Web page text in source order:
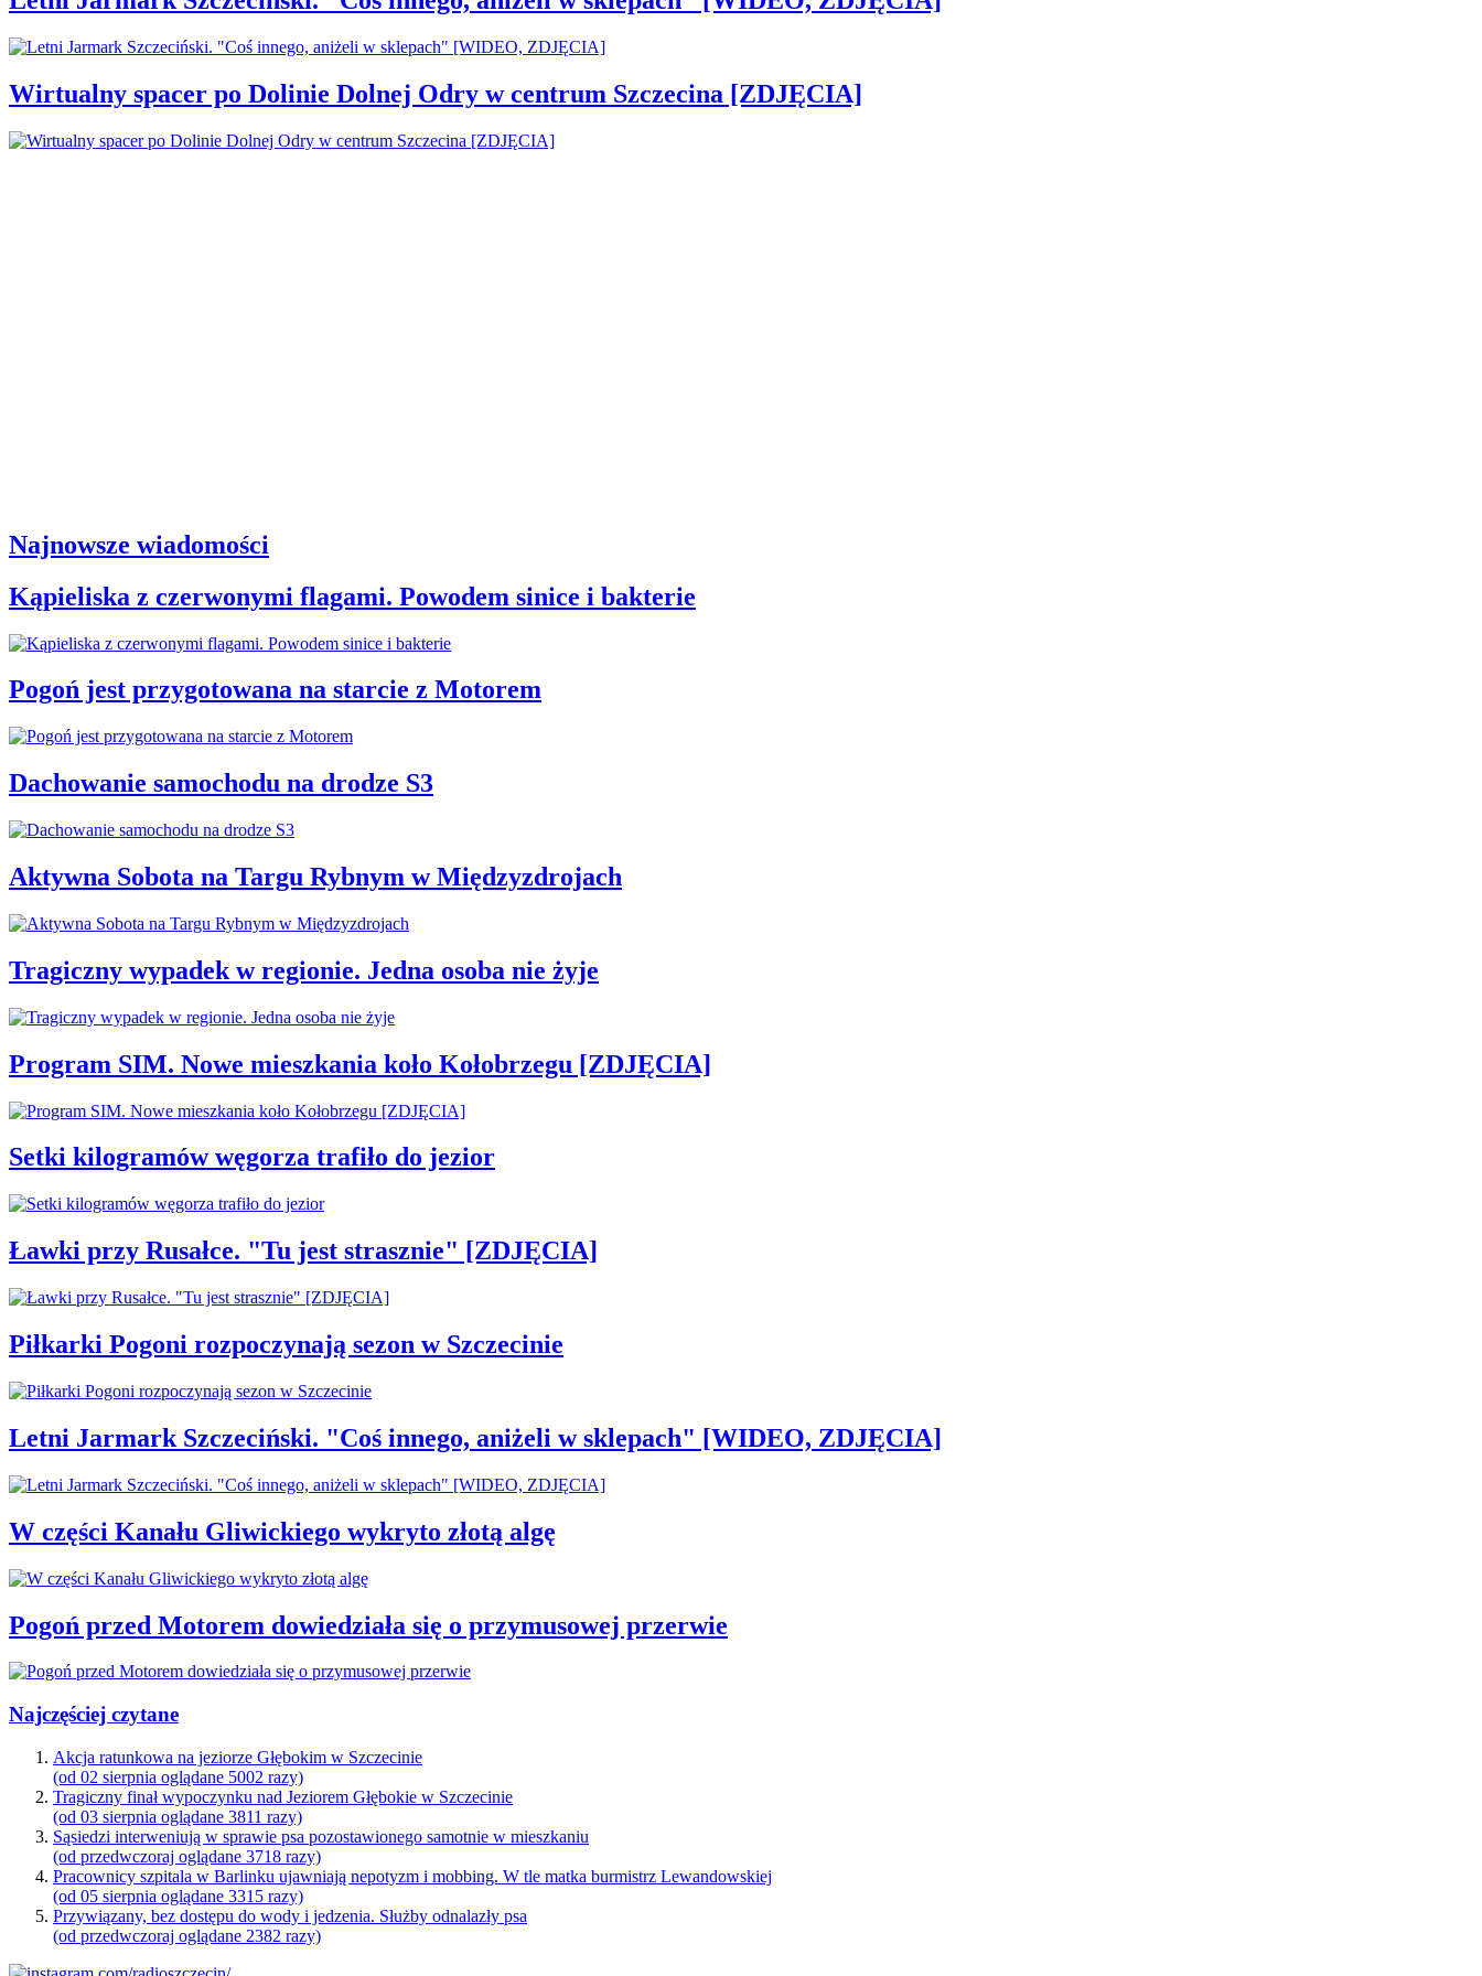
Wirtualny spacer po Dolinie Dolnej Odry w centrum Szczecina [ZDJĘCIA]
Najnowsze wiadomości
Kąpieliska z czerwonymi flagami. Powodem sinice i bakterie
Pogoń jest przygotowana na starcie z Motorem
Dachowanie samochodu na drodze S3
Aktywna Sobota na Targu Rybnym w Międzyzdrojach
Tragiczny wypadek w regionie. Jedna osoba nie żyje
Program SIM. Nowe mieszkania koło Kołobrzegu [ZDJĘCIA]
Setki kilogramów węgorza trafiło do jezior
Ławki przy Rusałce. "Tu jest strasznie" [ZDJĘCIA]
Piłkarki Pogoni rozpoczynają sezon w Szczecinie
Letni Jarmark Szczeciński. "Coś innego, aniżeli w sklepach" [WIDEO, ZDJĘCIA]
W części Kanału Gliwickiego wykryto złotą algę
Pogoń przed Motorem dowiedziała się o przymusowej przerwie
Najczęściej czytane
Akcja ratunkowa na jeziorze Głębokim w Szczecinie
(od 02 sierpnia oglądane 5002 razy)
Tragiczny finał wypoczynku nad Jeziorem Głębokie w Szczecinie
(od 03 sierpnia oglądane 3811 razy)
Sąsiedzi interweniują w sprawie psa pozostawionego samotnie w mieszkaniu
(od przedwczoraj oglądane 3718 razy)
Pracownicy szpitala w Barlinku ujawniają nepotyzm i mobbing. W tle matka burmistrz Lewandowskiej
(od 05 sierpnia oglądane 3315 razy)
Przywiązany, bez dostępu do wody i jedzenia. Służby odnalazły psa
(od przedwczoraj oglądane 2382 razy)